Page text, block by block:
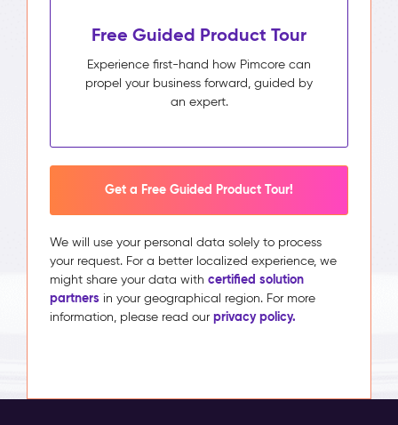
Free Guided Product Tour
Experience first-hand how Pimcore can
propel your business forward, guided by
an expert.
Get a Free Guided Product Tour!
We will use your personal data solely to process
your request. For a better localized experience, we
might share your data with certified solution
partners in your geographical region. For more
information, please read our privacy policy.